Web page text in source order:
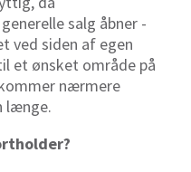
salg åbner -
ved siden af egen
et ønsket område på
nærmere
længe.